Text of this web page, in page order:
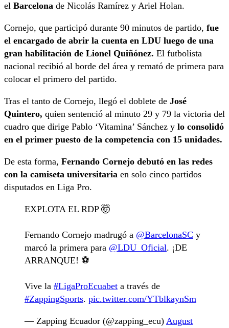
el Barcelona de Nicolás Ramírez y Ariel Holan.
Cornejo, que participó durante 90 minutos de partido, fue
el encargado de abrir la cuenta en LDU luego de una
gran habilitación de Lionel Quiñónez. El futbolista
nacional recibió al borde del área y remató de primera para
colocar el primero del partido.
Tras el tanto de Cornejo, llegó el doblete de José
Quintero, quien sentenció al minuto 29 y 79 la victoria del
cuadro que dirige Pablo ‘Vitamina’ Sánchez y lo consolidó
en el primer puesto de la competencia con 15 unidades.
De esta forma, Fernando Cornejo debutó en las redes
con la camiseta universitaria en solo cinco partidos
disputados en Liga Pro.
EXPLOTA EL RDP 🤯
Fernando Cornejo madrugó a @BarcelonaSC y
marcó la primera para @LDU_Oficial. ¡DE
ARRANQUE! ⚽️
Vive la #LigaProEcuabet a través de
#ZappingSports. pic.twitter.com/YTblkaynSm
— Zapping Ecuador (@zapping_ecu) August